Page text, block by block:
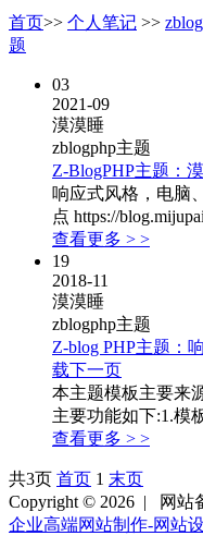
首页>> 个人笔记 >>
题
03
2021-09
漠漠睡
zblogphp主题
Z-BlogPHP主题：
响应式风格，电脑
点 https://
查看更多 > >
19
2018-11
漠漠睡
zblogphp主题
Z-blog PHP主题：
载下一页
本主题模板主要来
主要功能如下:1.模
查看更多 > >
共3页 首页 1 末页
Copyright © 2026 |
网站
企业高端网站制作-网站